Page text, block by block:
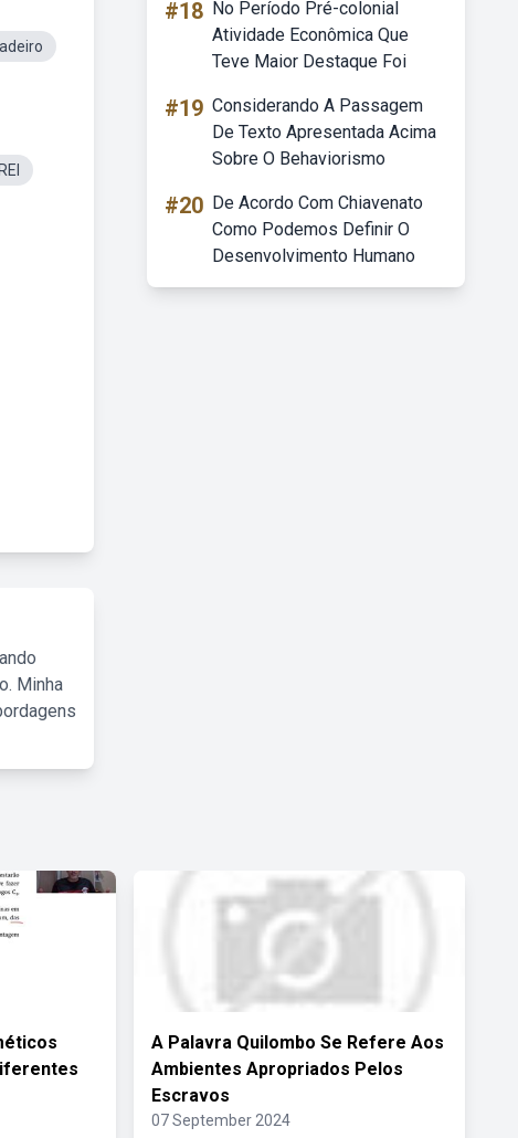
Minha
#18 No Período Pré-colonial
Atividade Econômica Que
Teve Maior Destaque Foi
#19 Considerando A Passagem
De Texto Apresentada Acima
Sobre O Behaviorismo
#20 De Acordo Com Chiavenato
Como Podemos Definir O
Desenvolvimento Humano
A Palavra Quilombo Se Refere Aos
Ambientes Apropriados Pelos
Escravos
07 September 2024